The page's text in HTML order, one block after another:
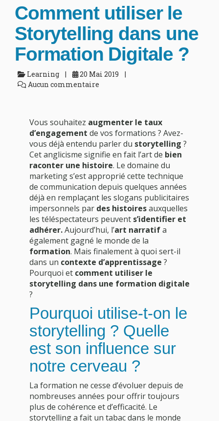
Comment utiliser le
Storytelling dans une
Formation Digitale ?
Learning
20 Mai 2019
Aucun commentaire
Vous souhaitez augmenter le taux
d’engagement de vos formations ? Avez-
vous déjà entendu parler du storytelling ?
Cet anglicisme signifie en fait l’art de bien
raconter une histoire. Le domaine du
marketing s’est approprié cette technique
de communication depuis quelques années
déjà en remplaçant les slogans publicitaires
impersonnels par des histoiresauxquelles
les téléspectateurs peuvent s’identifier et
adhérer.Aujourd’hui, l’art narratifa
également gagné le monde de la
formation. Mais finalement à quoi sert-il
dans un contexte d’apprentissage ?
Pourquoi et comment utiliser le
storytelling dans une formation digitale
?
Pourquoi utilise-t-on le
storytelling ? Quelle
est son influence sur
notre cerveau ?
La formation ne cesse d’évoluer depuis de
nombreuses années pour offrir toujours
plus de cohérence et d’efficacité. Le
storytelling a fait un tabac dans le monde